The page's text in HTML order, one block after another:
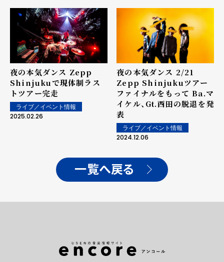
夜の本気ダンス Zepp
Shinjukuで現体制ラス
トツアー完走
ライブ／イベント情報
2025.02.26
夜の本気ダンス 2/21
Zepp Shinjukuツアー
ファイナルをもって Ba.マ
イケル、Gt.西田の脱退を発
表
ライブ／イベント情報
2024.12.06
一覧へ戻る